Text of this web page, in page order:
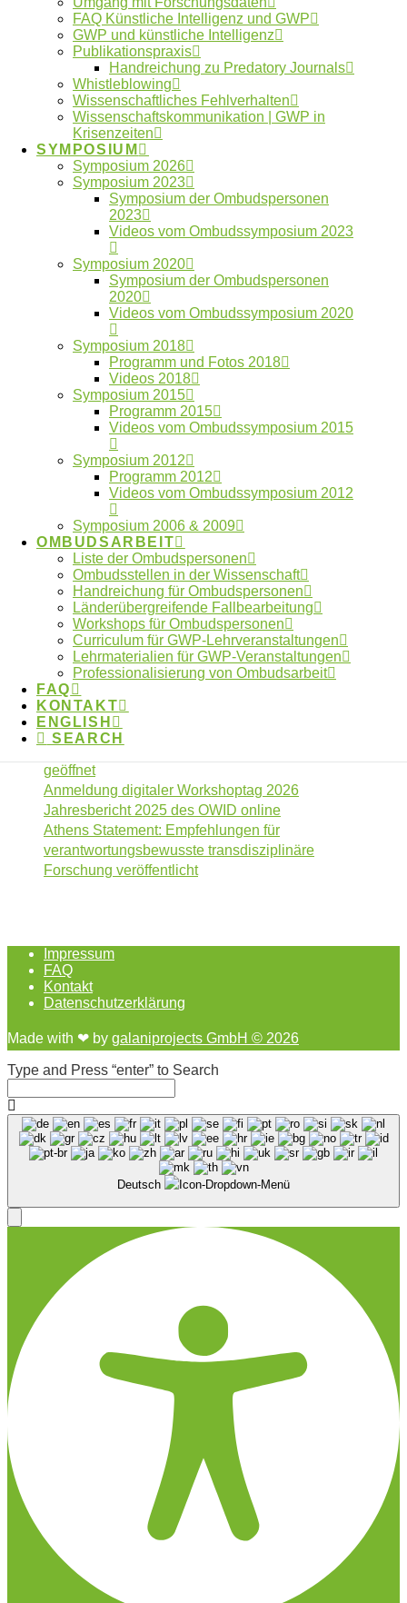
FAQ Künstliche Intelligenz und GWP
GWP und künstliche Intelligenz
Publikationspraxis
Handreichung zu Predatory Journals
Whistleblowing
Wissenschaftliches Fehlverhalten
Wissenschaftskommunikation | GWP in
Krisenzeiten
SYMPOSIUM
Symposium 2026
Symposium 2023
Symposium der Ombudspersonen
2023
Videos vom Ombudssymposium 2023
Symposium 2020
Symposium der Ombudspersonen
2020
Videos vom Ombudssymposium 2020
Symposium 2018
Programm und Fotos 2018
Videos 2018
Symposium 2015
Programm 2015
Videos vom Ombudssymposium 2015
Symposium 2012
Programm 2012
Videos vom Ombudssymposium 2012
Symposium 2006 & 2009
OMBUDSARBEIT
Liste der Ombudspersonen
Ombudsstellen in der Wissenschaft
Handreichung für Ombudspersonen
Länderübergreifende Fallbearbeitung
Workshops für Ombudspersonen
Curriculum für GWP-Lehrveranstaltungen
Lehrmaterialien für GWP-Veranstaltungen
Professionalisierung von Ombudsarbeit
FAQ
KONTAKT
ENGLISH
SEARCH
Ombudswesen
Wo finde ich meine lokale
Ombudsperson?
Kontakt zum Ombudsgremium
Schlagwörter
Anonymität Autorschaften Betreuung
Datenfälschung Datennutzung
Fehlverhalten Forschungsdaten
gute Betreuung
Künstliche Intelligenz Machtmissbrauch
Ombudsgremium
Ombudsverfahren
Ombudswesen Plagiate
Publikationspraxis Verlage Vertraulichkeit
Whistleblower
Neueste Artikel
Beitrag im Laborjournal zur Fehlerkultur in der
Wissenschaft
Anmeldung digitaler Workshoptag 2026
geöffnet
Anmeldung digitaler Workshoptag 2026
Jahresbericht 2025 des OWID online
Athens Statement: Empfehlungen für
verantwortungsbewusste transdisziplinäre
Forschung veröffentlicht
Impressum
FAQ
Kontakt
Datenschutzerklärung
Made with ❤︎ by galaniprojects GmbH © 2026
Type and Press “enter” to Search
Deutsch